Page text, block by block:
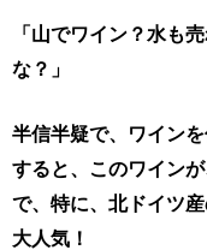
「山でワイン？水も
な？」
半信半疑で、ワイン
すると、このワイン
で、 特に、北ドイツ
大人気！